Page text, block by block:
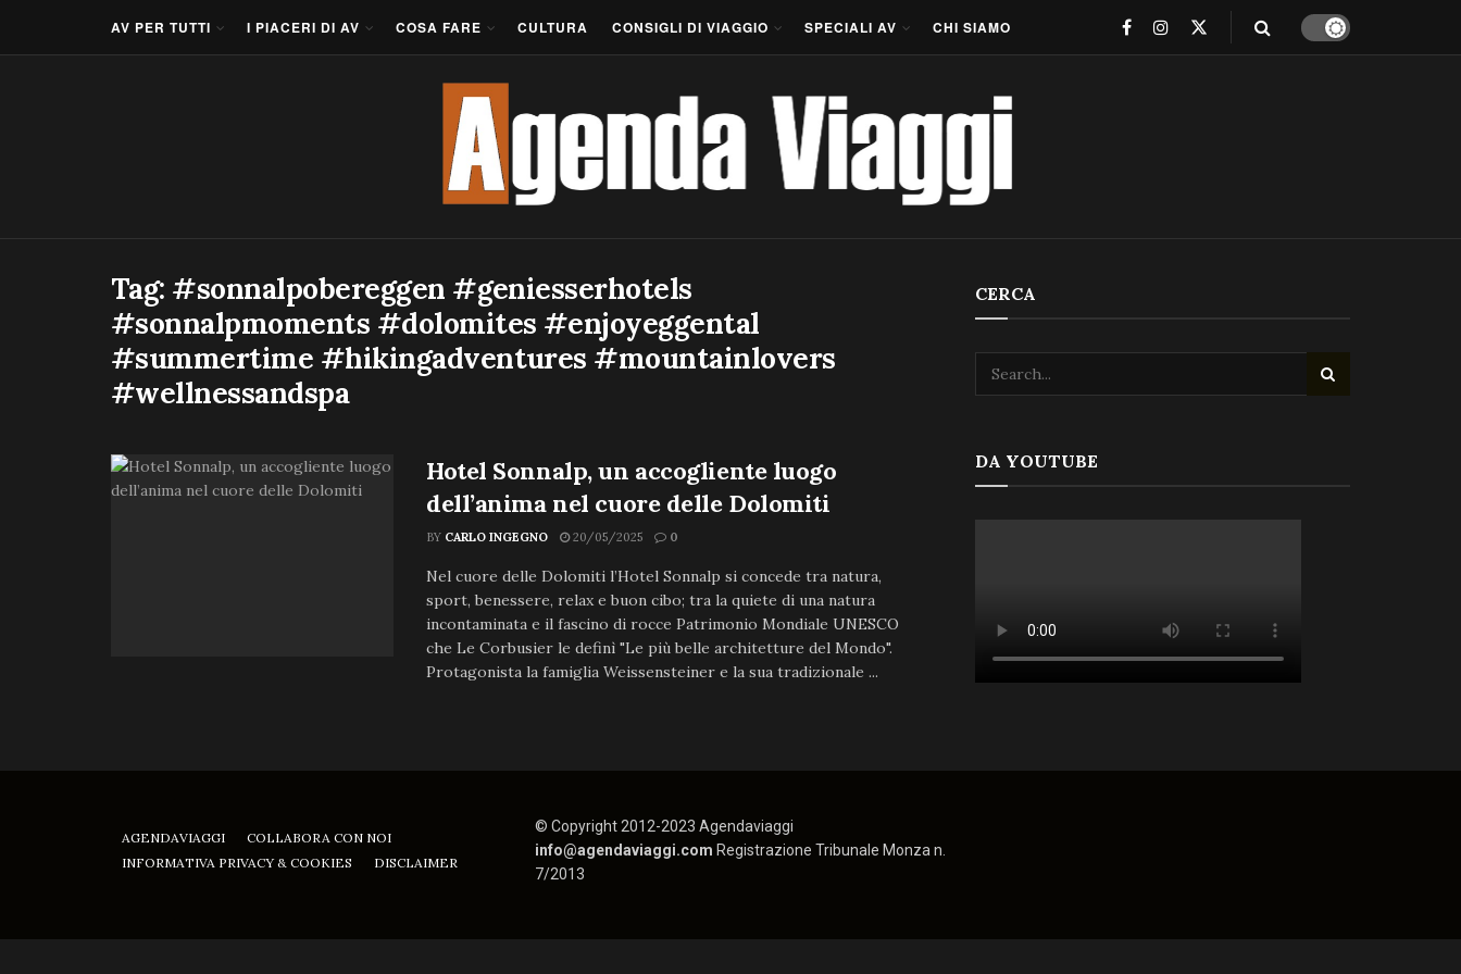
AV PER TUTTI I PIACERI DI AV COSA FARE CULTURA CONSIGLI DI VIAGGIO SPECIALI AV CHI SIAMO
Tag: #sonnalpobereggen #geniesserhotels
#sonnalpmoments #dolomites #enjoyeggental
#summertime #hikingadventures #mountainlovers
#wellnessandspa
Hotel Sonnalp, un accogliente luogo
dell’anima nel cuore delle Dolomiti
BY CARLO INGEGNO 20/05/2025 0
Nel cuore delle Dolomiti l’Hotel Sonnalp si concede tra natura,
sport, benessere, relax e buon cibo; tra la quiete di una natura
incontaminata e il fascino di rocce Patrimonio Mondiale UNESCO
che Le Corbusier le definì "Le più belle architetture del Mondo".
Protagonista la famiglia Weissensteiner e la sua tradizionale ...
CERCA
DA YOUTUBE
AGENDAVIAGGI
COLLABORA CON NOI
INFORMATIVA PRIVACY & COOKIES
DISCLAIMER
© Copyright 2012-2023 Agendaviaggi
info@agendaviaggi.com Registrazione Tribunale Monza n.
7/2013